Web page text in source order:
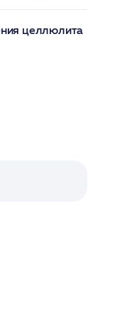
целлюлита